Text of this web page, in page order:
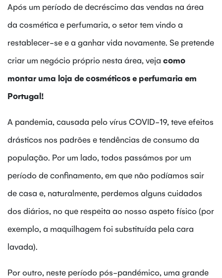
Após um período de decréscimo das vendas na área
da cosmética e perfumaria, o setor tem vindo a
restablecer-se e a ganhar vida novamente. Se pretende
criar um negócio próprio nesta área, veja como
montar uma loja de cosméticos e perfumaria em
Portugal!
A pandemia, causada pelo vírus COVID-19, teve efeitos
drásticos nos padrões e tendências de consumo da
população. Por um lado, todos passámos por um
período de confinamento, em que não podíamos sair
de casa e, naturalmente, perdemos alguns cuidados
dos diários, no que respeita ao nosso aspeto físico (por
exemplo, a maquilhagem foi substituída pela cara
lavada).
Por outro, neste período pós-pandémico, uma grande